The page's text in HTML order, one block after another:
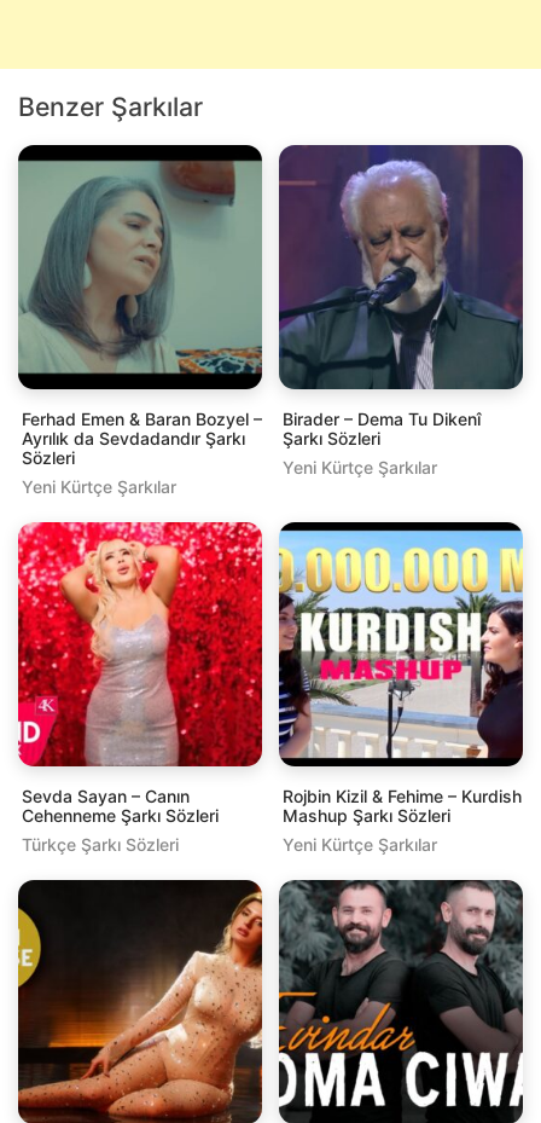
Benzer Şarkılar
Ferhad Emen & Baran Bozyel –
Ayrılık da Sevdadandır Şarkı
Sözleri
Yeni Kürtçe Şarkılar
Birader – Dema Tu Dikenî
Şarkı Sözleri
Yeni Kürtçe Şarkılar
Sevda Sayan – Canın
Cehenneme Şarkı Sözleri
Türkçe Şarkı Sözleri
Rojbin Kizil & Fehime – Kurdish
Mashup Şarkı Sözleri
Yeni Kürtçe Şarkılar